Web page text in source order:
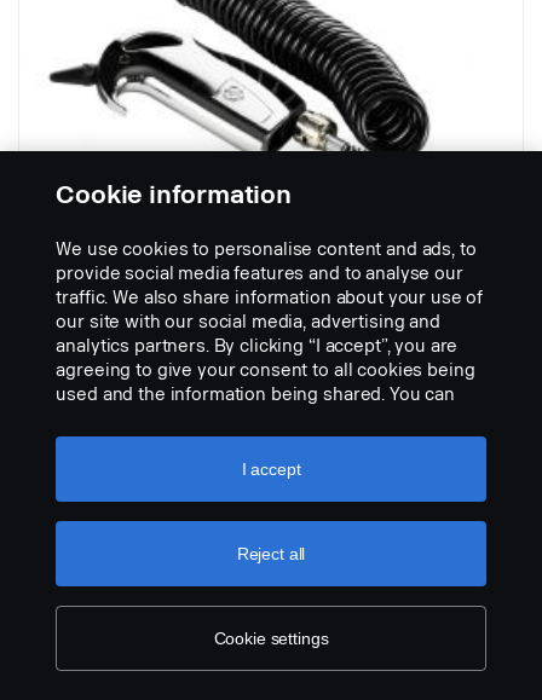
Chromé
Pas de description disponible
Add to list
Cookie information
We use cookies to personalise content and ads, to
provide social media features and to analyse our
traffic. We also share information about your use of
our site with our social media, advertising and
analytics partners. By clicking “I accept”, you are
agreeing to give your consent to all cookies being
used and the information being shared. You can
settings” and selecting the categories you’d like to
accept. For a more detailed explanation of how we
Cookie settings
Reject all
I accept